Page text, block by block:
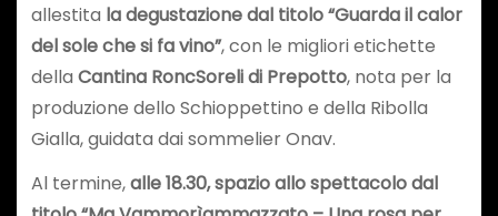
allestita la degustazione dal titolo “Guarda il calor
del sole che si fa vino”, con le migliori etichette
della Cantina RoncSoreli di Prepotto, nota per la
produzione dello Schioppettino e della Ribolla
Gialla, guidata dai sommelier Onav.
Al termine,alle 18.30, spazio allo spettacolo dal